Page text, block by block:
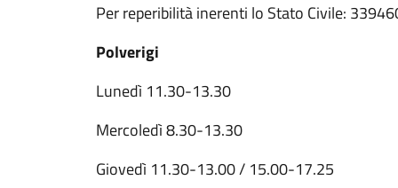
Per reperibilità inerenti lo Stato Civile:
Polverigi
Lunedì 11.30-13.30
Mercoledì 8.30-13.30
Giovedì 11.30-13.00 / 15.00-17.25